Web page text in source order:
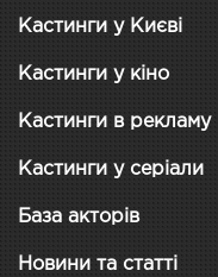
Кастинги у Києві
Кастинги у кіно
Кастинги в рекламу
Кастинги у серіали
База акторів
Новини та статті